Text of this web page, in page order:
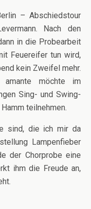
– Abschiedstour
Nach den
in die Probearbeit
Feuereifer tun wird,
kein Zweifel mehr.
möchte im
Sing- und Swing-
teilnehmen.
sind, die ich mir da
Lampenfieber
der Chorprobe eine
ihm die Freude an,